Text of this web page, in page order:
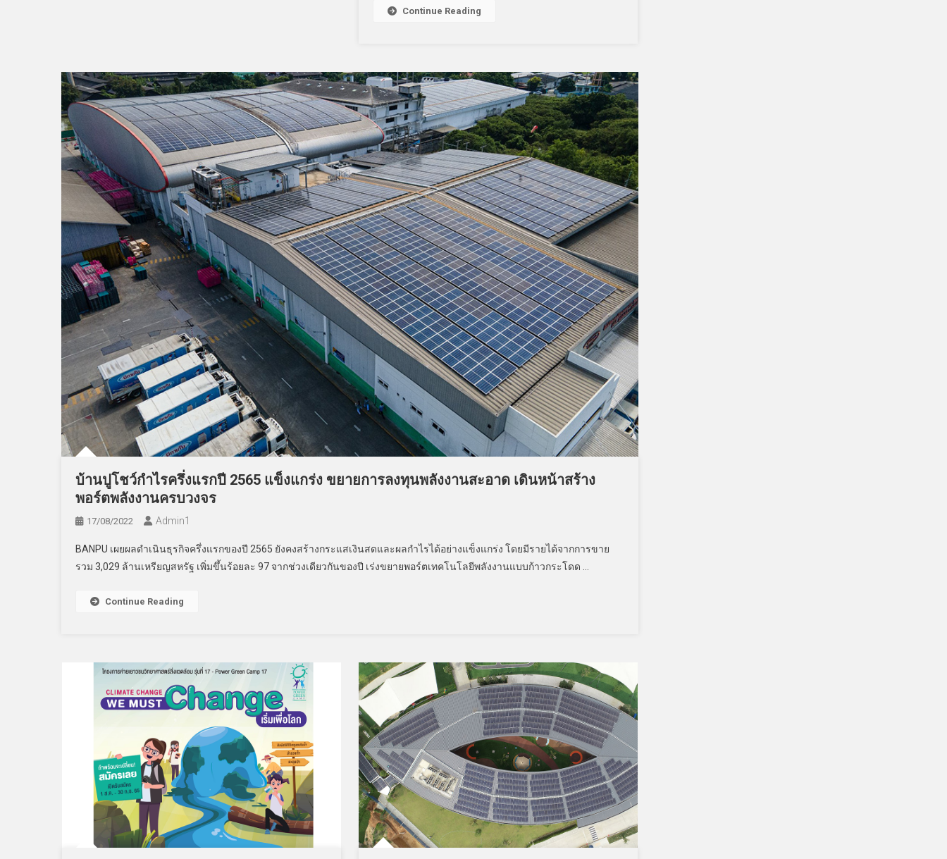
Continue Reading
บ้านปูโชว์กำไรครึ่งแรกปี 2565 แข็งแกร่ง ขยายการลงทุนพลังงานสะอาด เดินหน้าสร้าง
พอร์ตพลังงานครบวงจร
17/08/2022 Admin​1
BANPU เผยผลดำเนินธุรกิจครึ่งแรกของปี 2565 ยังคงสร้างกระแสเงินสดและผลกำไรได้อย่างแข็งแกร่ง โดยมีรายได้จากการขาย
รวม 3,029 ล้านเหรียญสหรัฐ เพิ่มขึ้นร้อยละ 97 จากช่วงเดียวกันของปี เร่งขยายพอร์ตเทคโนโลยีพลังงานแบบก้าวกระโดด …
Continue Reading